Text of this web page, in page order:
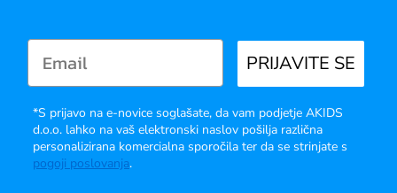
PRIJAVITE SE
*S prijavo na e-novice soglašate, da vam podjetje AKIDS
d.o.o. lahko na vaš elektronski naslov pošilja različna
personalizirana komercialna sporočila ter da se strinjate s
pogoji poslovanja.